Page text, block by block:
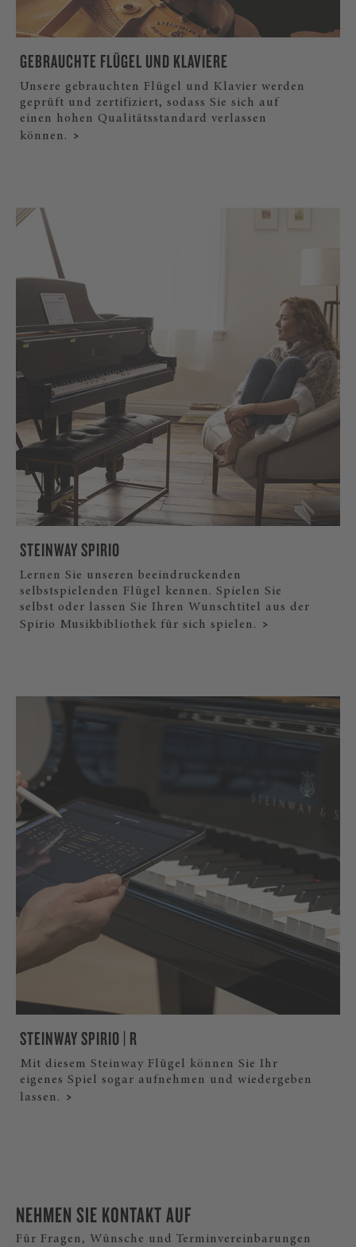
GEBRAUCHTE FLÜGEL UND KLAVIERE
Unsere gebrauchten Flügel und Klavier werden
geprüft und zertifiziert, sodass Sie sich auf
einen hohen Qualitätsstandard verlassen
können.
STEINWAY SPIRIO
Lernen Sie unseren beeindruckenden
selbstspielenden Flügel kennen. Spielen Sie
selbst oder lassen Sie Ihren Wunschtitel aus der
Spirio Musikbibliothek für sich spielen.
STEINWAY SPIRIO | R
Mit diesem Steinway Flügel können Sie Ihr
eigenes Spiel sogar aufnehmen und wiedergeben
lassen.
NEHMEN SIE KONTAKT AUF
Für Fragen, Wünsche und Terminvereinbarungen